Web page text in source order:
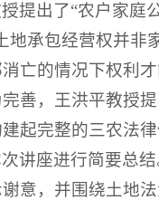
提出了“农户家庭
地承包经营权并非
亡的情况下权利
善，王洪平教授
起完整的三农法律
讲座进行简要总
意，并围绕土地